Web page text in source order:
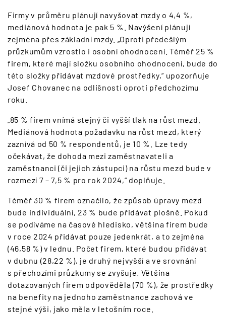
Firmy v průměru plánují navyšovat mzdy o 4,4 %,
mediánová hodnota je pak 5 %. Navýšení plánují
zejména přes základní mzdy. „Oproti předešlým
průzkumům vzrostlo i osobní ohodnocení. Téměř 25 %
firem, které mají složku osobního ohodnocení, bude do
této složky přidávat mzdové prostředky,“ upozorňuje
Josef Chovanec na odlišnosti oproti předchozímu
roku.
„85 % firem vnímá stejný či vyšší tlak na růst mezd.
Mediánová hodnota požadavku na růst mezd, který
zaznívá od 50 % respondentů, je 10 %. Lze tedy
očekávat, že dohoda mezi zaměstnavateli a
zaměstnanci (či jejich zástupci) na růstu mezd bude v
rozmezí 7 – 7,5 % pro rok 2024,“ doplňuje.
Téměř 30 % firem označilo, že způsob úpravy mezd
bude individuální, 23 % bude přidávat plošně. Pokud
se podíváme na časové hledisko, většina firem bude
v roce 2024 přidávat pouze jedenkrát, a to zejména
(46,58 %) v lednu. Počet firem, které budou přidávat
v dubnu (28,22 %), je druhý nejvyšší a ve srovnání
s přechozími průzkumy se zvyšuje. Většina
dotazovaných firem odpověděla (70 %), že prostředky
na benefity na jednoho zaměstnance zachová ve
stejné výši, jako měla v letošním roce.